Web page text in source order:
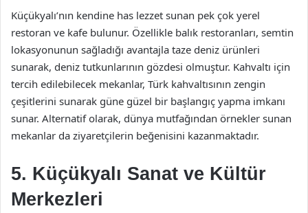
Küçükyalı’nın kendine has lezzet sunan pek çok yerel
restoran ve kafe bulunur. Özellikle balık restoranları, semtin
lokasyonunun sağladığı avantajla taze deniz ürünleri
sunarak, deniz tutkunlarının gözdesi olmuştur. Kahvaltı için
tercih edilebilecek mekanlar, Türk kahvaltısının zengin
çeşitlerini sunarak güne güzel bir başlangıç yapma imkanı
sunar. Alternatif olarak, dünya mutfağından örnekler sunan
mekanlar da ziyaretçilerin beğenisini kazanmaktadır.
5. Küçükyalı Sanat ve Kültür
Merkezleri